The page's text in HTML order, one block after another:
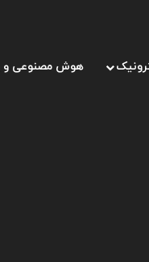
هوش مصنوعی و